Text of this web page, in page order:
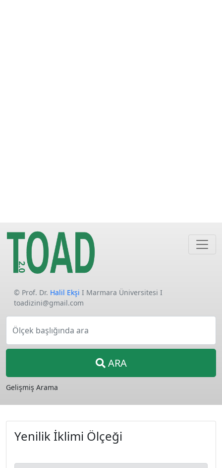
© Prof. Dr. Halil Ekşi I Marmara Üniversitesi I
toadizini@gmail.com
Ölçek başlığında ara
ARA
Gelişmiş Arama
Yenilik İklimi Ölçeği